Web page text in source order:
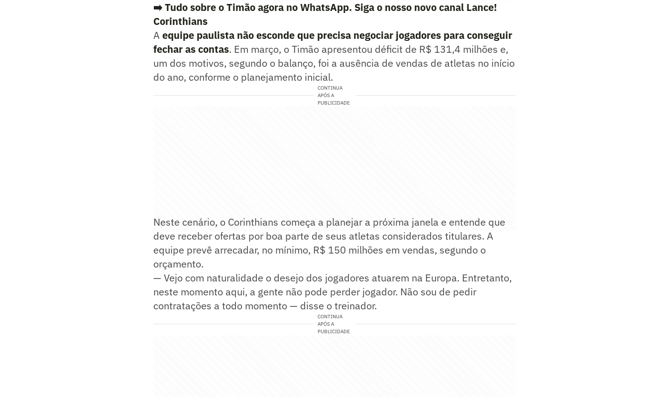
➡️ Tudo sobre o Timão agora no WhatsApp. Siga o nosso novo canal Lance!
Corinthians
Aequipe paulista não esconde que precisa negociar jogadores para conseguir
fechar as contas. Em março, o Timão apresentou déficit de R$ 131,4 milhões e,
um dos motivos, segundo o balanço, foi a ausência de vendas de atletas no início
do ano, conforme o planejamento inicial.
CONTINUA
APÓS A
PUBLICIDADE
Neste cenário, o Corinthians começa a planejar a próxima janela e entende que
deve receber ofertas por boa parte de seus atletas considerados titulares. A
equipe prevê arrecadar, no mínimo, R$ 150 milhões em vendas, segundo o
orçamento.
— Vejo com naturalidade o desejo dos jogadores atuarem na Europa. Entretanto,
neste momento aqui, a gente não pode perder jogador. Não sou de pedir
contratações a todo momento — disse o treinador.
CONTINUA
APÓS A
PUBLICIDADE